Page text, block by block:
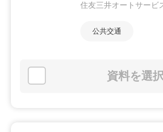
住友三井オートサービ
公共交通
資料を選択